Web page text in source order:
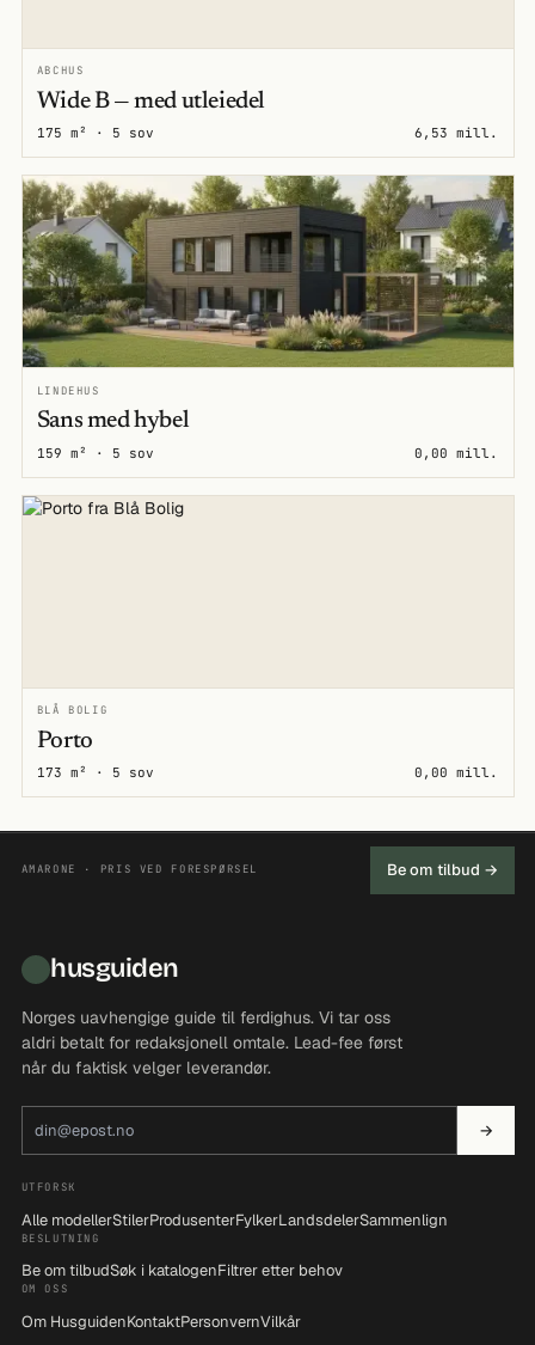
ABCHUS
Wide B — med utleiedel
175 m² · 5 sov 6,53 mill.
LINDEHUS
Sans med hybel
159 m² · 5 sov 0,00 mill.
BLÅ BOLIG
Porto
173 m² · 5 sov 0,00 mill.
AMARONE · PRIS VED FORESPØRSEL Be om tilbud →
husguiden
Norges uavhengige guide til ferdighus. Vi tar oss
aldri betalt for redaksjonell omtale. Lead-fee først
når du faktisk velger leverandør.
→
UTFORSK
Alle modellerStilerProdusenterFylkerLandsdelerSammenlign
BESLUTNING
Be om tilbudSøk i katalogenFiltrer etter behov
OM OSS
Om HusguidenKontaktPersonvernVilkår